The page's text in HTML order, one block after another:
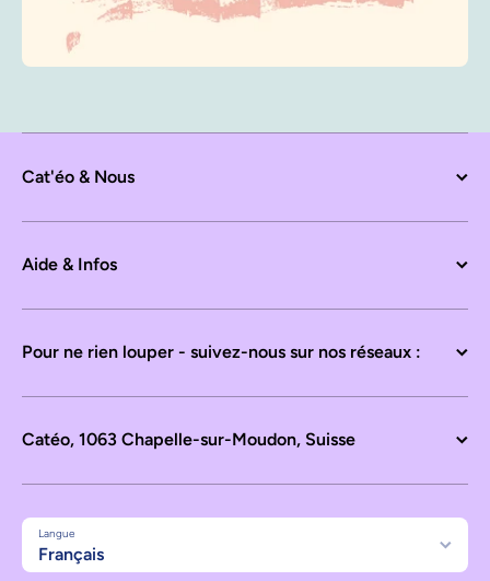
Cat'éo & Nous
Aide & Infos
Pour ne rien louper - suivez-nous sur nos réseaux :
Catéo, 1063 Chapelle-sur-Moudon, Suisse
Langue
Français